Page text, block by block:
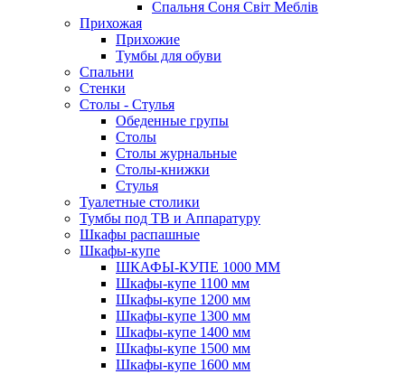
Спальня Соня Світ Меблів
Прихожая
Прихожие
Тумбы для обуви
Спальни
Стенки
Столы - Стулья
Обеденные групы
Столы
Столы журнальные
Столы-книжки
Стулья
Туалетные столики
Тумбы под ТВ и Аппаратуру
Шкафы распашные
Шкафы-купе
ШКАФЫ-КУПЕ 1000 ММ
Шкафы-купе 1100 мм
Шкафы-купе 1200 мм
Шкафы-купе 1300 мм
Шкафы-купе 1400 мм
Шкафы-купе 1500 мм
Шкафы-купе 1600 мм